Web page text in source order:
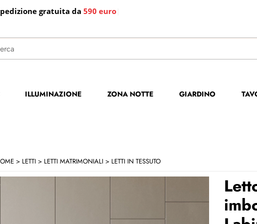
gratuita da 590 euro
il
ILLUMINAZIONE ZONA NOTTE GIARDINO
LETTI LETTI MATRIMONIALI LETTI IN TESSUTO